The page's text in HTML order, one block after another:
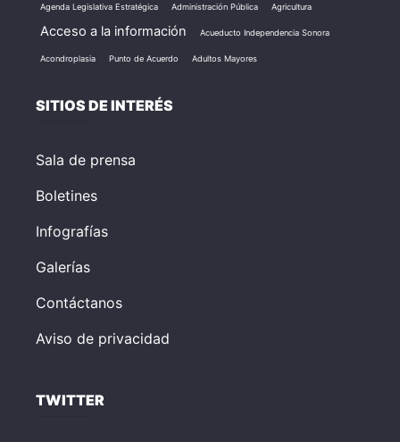
Agenda Legislativa Estratégica Administración Pública Agricultura
Acceso a la información Acueducto Independencia Sonora
Acondroplasia Punto de Acuerdo Adultos Mayores
SITIOS DE INTERÉS
Sala de prensa
Boletines
Infografías
Galerías
Contáctanos
Aviso de privacidad
TWITTER